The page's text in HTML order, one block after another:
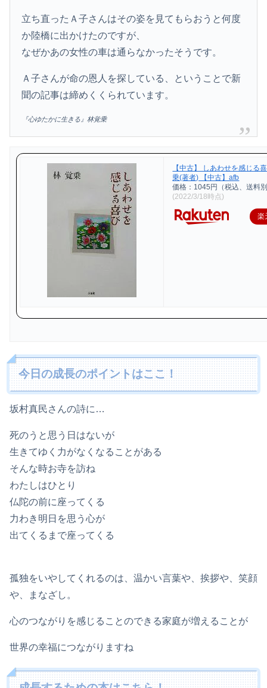
立ち直ったＡ子さんはその姿を見てもらおうと何度
か陸橋に出かけたのですが、
なぜかあの女性の車は通らなかったそうです。
Ａ子さんが命の恩人を探している、ということで新
聞の記事は締めくくられています。
『心ゆたかに生きる』林覚乗
【中古】 しあわせを感じる
乗(著者) 【中古】afb
価格：1045円（税込、送料
(2022/3/18時点)
楽
今日の成長のポイントはここ！
坂村真民さんの詩に…
死のうと思う日はないが
生きてゆく力がなくなることがある
そんな時お寺を訪ね
わたしはひとり
仏陀の前に座ってくる
力わき明日を思う心が
出てくるまで座ってくる
孤独をいやしてくれるのは、温かい言葉や、挨拶や、笑顔
や、まなざし。
心のつながりを感じることのできる家庭が増えることが
世界の幸福につながりますね